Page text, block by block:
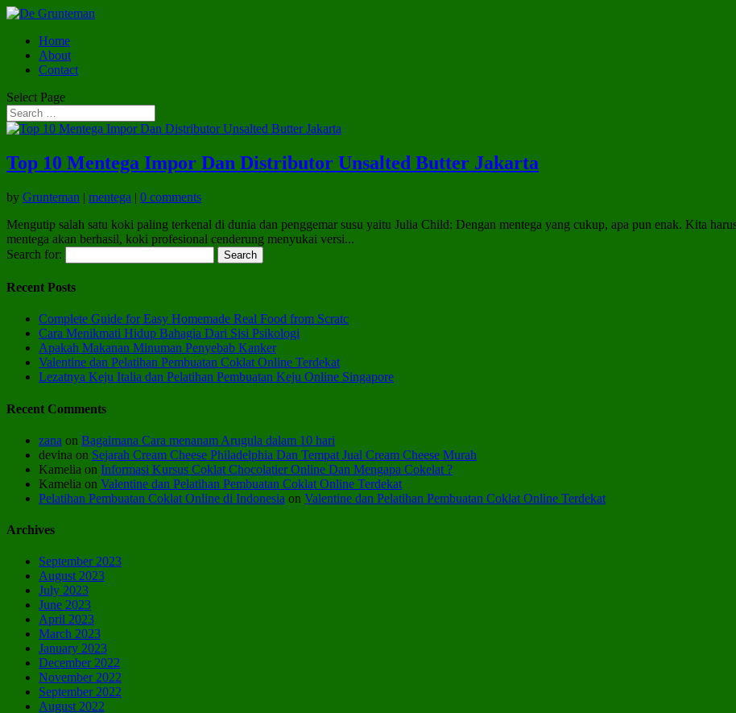
Home
About
Contact
Select Page
Top 10 Mentega Impor Dan Distributor Unsalted Butter Jakarta
by Grunteman | mentega | 0 comments
Mengutip salah satu koki paling terkenal di dunia dan penggemar susu yaitu Julia Child: Dengan mentega yang cukup, apa pun enak. Kita
mentega akan berhasil, koki profesional cenderung menyukai versi...
Search for:
Recent Posts
Complete Guide for Easy Homemade Real Food from Scratc
Cara Menikmati Hidup Bahagia Dari Sisi Psikologi
Apakah Makanan Minuman Penyebab Kanker
Valentine dan Pelatihan Pembuatan Coklat Online Terdekat
Lezatnya Keju Italia dan Pelatihan Pembuatan Keju Online Singapore
Recent Comments
zana on Bagaimana Cara menanam Arugula dalam 10 hari
devina on Sejarah Cream Cheese Philadelphia Dan Tempat Jual Cream Cheese Murah
Kamelia on Informasi Kursus Coklat Chocolatier Online Dan Mengapa Cokelat ?
Kamelia on Valentine dan Pelatihan Pembuatan Coklat Online Terdekat
Pelatihan Pembuatan Coklat Online di Indonesia on Valentine dan Pelatihan Pembuatan Coklat Online Terdekat
Archives
September 2023
August 2023
July 2023
June 2023
April 2023
March 2023
January 2023
December 2022
November 2022
September 2022
August 2022